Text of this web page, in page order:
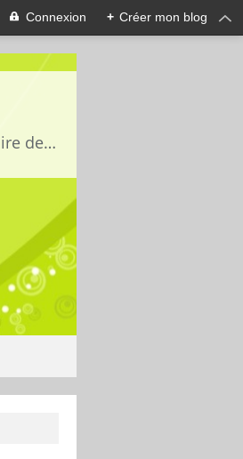
Connexion + Créer mon blog
Je suis maman de deux adorables enfants Lucas 15 ans, Jules 11ans et Louise 22mois, nous adorons faire des activités manuelles, des expériences et de la cuisine que nous vous partageons avec grand plaisir ;)